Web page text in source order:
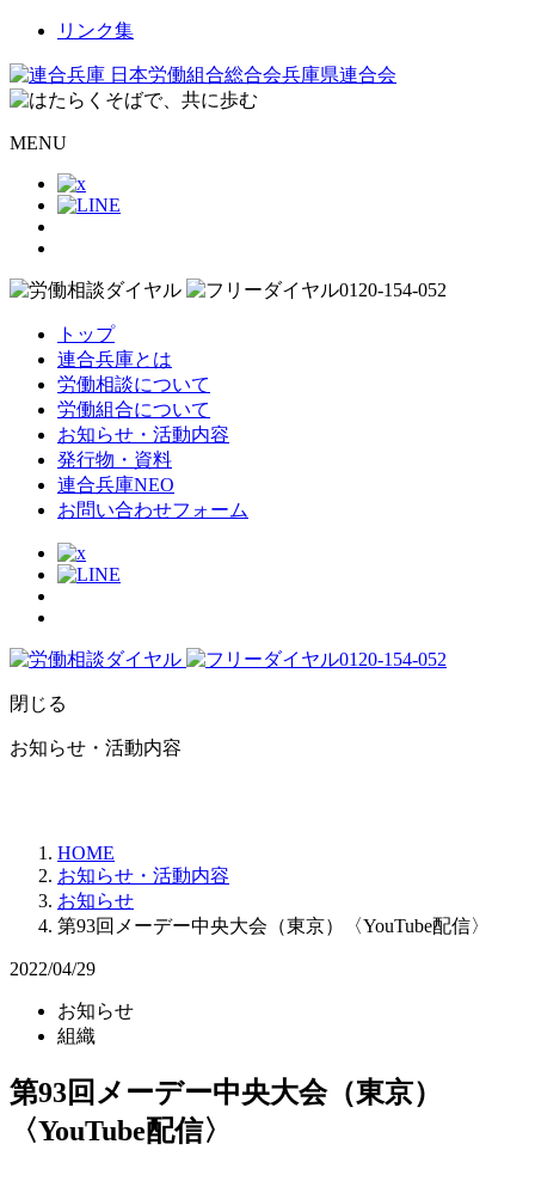
リンク集
MENU
トップ
連合兵庫とは
労働相談について
労働組合について
お知らせ・活動内容
発行物・資料
連合兵庫NEO
お問い合わせフォーム
閉じる
お知らせ・活動内容
HOME
お知らせ・活動内容
お知らせ
第93回メーデー中央大会（東京）〈YouTube配信〉
2022/04/29
お知らせ
組織
第93回メーデー中央大会（東京）
〈YouTube配信〉